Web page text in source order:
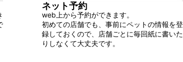
ネット予約
web上から予約ができます。
初めての店舗でも、事前にペットの情報を登
録しておくので、店舗ごとに毎回紙に書いた
りしなくて大丈夫です。